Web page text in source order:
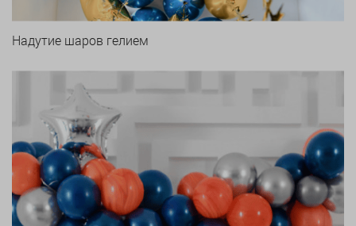
Надутие шаров гелием